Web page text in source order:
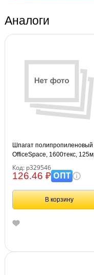
Аналоги
Шпагат полипропиленовый
OfficeSpace, 1600текс, 125м,
Код: р329546
126.46 ₽ОПТ
В корзину